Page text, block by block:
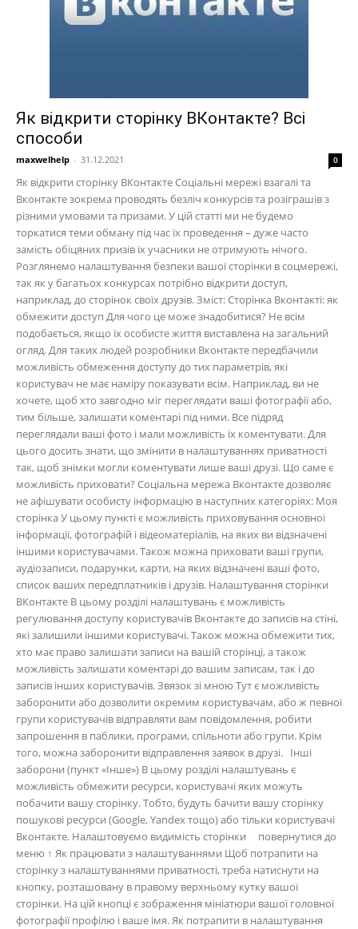
Як відкрити сторінку ВКонтакте? Всі
способи
maxwelhelp - 31.12.2021 0
Як відкрити сторінку ВКонтакте Соціальні мережі взагалі та
Вконтакте зокрема проводять безліч конкурсів та розіграшів з
різними умовами та призами. У цій статті ми не будемо
торкатися теми обману під час їх проведення – дуже часто
замість обіцяних призів їх учасники не отримують нічого.
Розглянемо налаштування безпеки вашої сторінки в соцмережі,
так як у багатьох конкурсах потрібно відкрити доступ,
наприклад, до сторінок своїх друзів. Зміст: Сторінка Вконтакті: як
обмежити доступ Для чого це може знадобитися? Не всім
подобається, якщо їх особисте життя виставлена на загальний
огляд. Для таких людей розробники Вконтакте передбачили
можливість обмеження доступу до тих параметрів, які
користувач не має наміру показувати всім. Наприклад, ви не
хочете, щоб хто завгодно міг переглядати ваші фотографії або,
тим більше, залишати коментарі під ними. Все підряд
переглядали ваші фото і мали можливість їх коментувати. Для
цього досить знати, що змінити в налаштуваннях приватності
так, щоб знімки могли коментувати лише ваші друзі. Що саме є
можливість приховати? Соціальна мережа Вконтакте дозволяє
не афішувати особисту інформацію в наступних категоріях: Моя
сторінка У цьому пункті є можливість приховування основної
інформації, фотографій і відеоматеріалів, на яких ви відзначені
іншими користувачами. Також можна приховати ваші групи,
аудіозаписи, подарунки, карти, на яких відзначені ваші фото,
список ваших передплатників і друзів. Налаштування сторінки
ВКонтакте В цьому розділі налаштувань є можливість
регулювання доступу користувачів Вконтакте до записів на стіні,
які залишили іншими користувачі. Також можна обмежити тих,
хто має право залишати записи на вашій сторінці, а також
можливість залишати коментарі до вашим записам, так і до
записів інших користувачів. Звязок зі мною Тут є можливість
заборонити або дозволити окремим користувачам, або ж певної
групи користувачів відправляти вам повідомлення, робити
запрошення в паблики, програми, спільноти або групи. Крім
того, можна заборонити відправлення заявок в друзі. Інші
заборони (пункт «Інше») В цьому розділі налаштувань є
можливість обмежити ресурси, користувачі яких можуть
побачити вашу сторінку. Тобто, будуть бачити вашу сторінку
пошукові ресурси (Google, Yandex тощо) або тільки користувачі
Вконтакте. Налаштовуємо видимість сторінки повернутися до
меню ↑ Як працювати з налаштуваннями Щоб потрапити на
сторінку з налаштуваннями приватності, треба натиснути на
кнопку, розташовану в правому верхньому кутку вашої
сторінки. На цій кнопці є зображення мініатюри вашої головної
фотографії профілю і ваше імя. Як потрапити в налаштування